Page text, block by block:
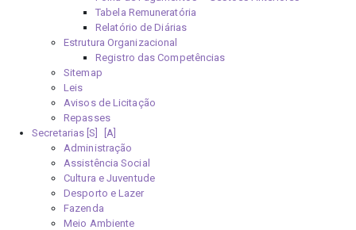
Tabela Remuneratória
Relatório de Diárias
Estrutura Organizacional
Registro das Competências
Sitemap
Leis
Avisos de Licitação
Repasses
Secretarias [S]
Administração
Assistência Social
Cultura e Juventude
Desporto e Lazer
Fazenda
Meio Ambiente